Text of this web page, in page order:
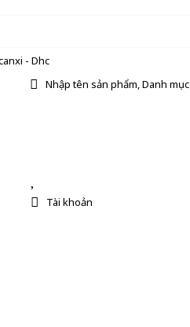
- Dhc
Nhập tên sản phẩm, Danh mục
Tài khoản